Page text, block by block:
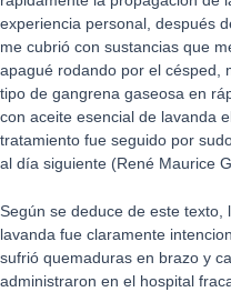
experiencia personal, después
me cubrió con sustancias que
apagué rodando por el césped,
tipo de gangrena gaseosa en
con aceite esencial de lavanda
tratamiento fue seguido por
al día siguiente (René Maurice
Según se deduce de este texto,
lavanda fue claramente
sufrió quemaduras en brazo y
administraron en el hospital